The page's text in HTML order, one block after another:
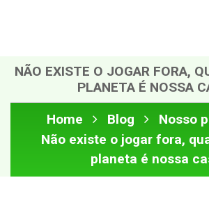
NÃO EXISTE O JOGAR FORA,
PLANETA É NOSSA
Home
Blog
Nosso
Não existe o jogar fora,
planeta é nossa